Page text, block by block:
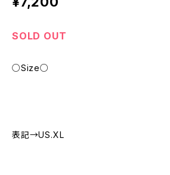
SOLD OUT
○Size○
表記→US.XL